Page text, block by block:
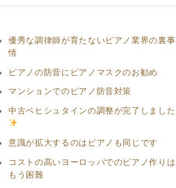
優秀な調律師が育たないピアノ業界の裏事
情
ピアノの防音にピアノマスクのお勧め
マンションでのピアノ防音対策
中古ベヒシュタインの調整が完了しました
意識が拡大するのはピアノも同じです
コストの高いヨーロッパでのピアノ作りは
もう困難